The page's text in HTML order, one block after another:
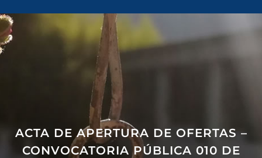
ACTA DE APERTURA DE OFERTAS –
CONVOCATORIA PÚBLICA 010 DE